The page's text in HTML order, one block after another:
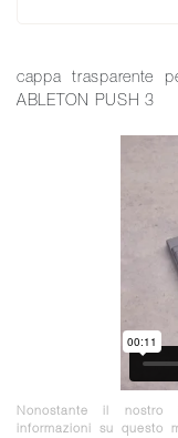
cappa trasparente
ABLETON PUSH 3
Nonostante il nostro
informazioni su questo